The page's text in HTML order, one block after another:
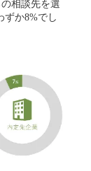
相談先を選
ずか8%でし